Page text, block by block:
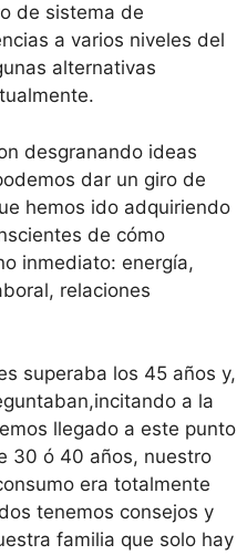
de sistema de
a varios niveles del
alternativas
desgranando ideas
dar un giro de
hemos ido adquiriendo
de cómo
inmediato: energía,
relaciones
superaba los 45 años y,
a la
llegado a este punto
30 ó 40 años, nuestro
era totalmente
tenemos consejos y
familia que solo hay